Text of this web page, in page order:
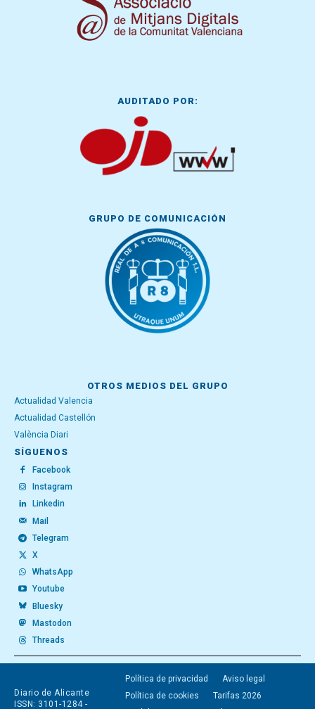
AUDITADO POR:
GRUPO DE COMUNICACIÓN
OTROS MEDIOS DEL GRUPO
Actualidad Valencia
Actualidad Castellón
València Diari
SÍGUENOS
Facebook
Instagram
Linkedin
Mail
Telegram
X
WhatsApp
Youtube
Bluesky
Mastodon
Threads
Diario de Alicante
ISSN: 3101-1284 -
Política de privacidad
Aviso legal
Política de cookies
Tarifas 2026